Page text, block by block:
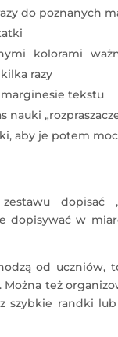
do poznanych
kolorami
razy
tekstu
nauki
aby je potem moc
dopisać
dopisywać w
od uczniów,
też
szybkie randki